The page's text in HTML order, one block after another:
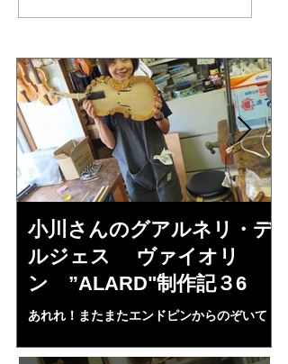
小川さんのグアルネリ・デ
ルジェス ヴァイオリ
ン ”ALARD"制作記３6
あれれ！またまたエンドピンからのぞいて